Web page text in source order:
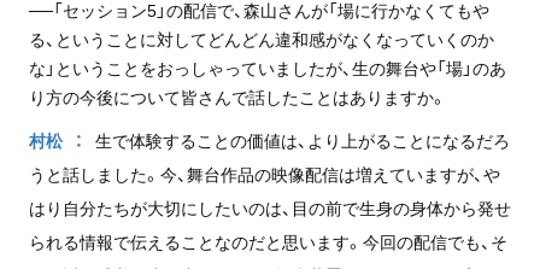
──「セッション5」の配信で、森山さんが「場に行かなくてもや
る、ということに対してどんどん違和感がなくなっていくのか
な」ということをおっしゃっていましたが、生の舞台や「場」のあ
り方の今後について皆さんで話したことはありますか。
村松
生で体験することの価値は、より上がることになるだろ
うと話しました。今、舞台作品の映像配信は増えていますが、や
はり自分たちが大切にしたいのは、目の前で生身の身体から発せ
られる情報で伝えることなのだと思います。今回の配信でも、そ